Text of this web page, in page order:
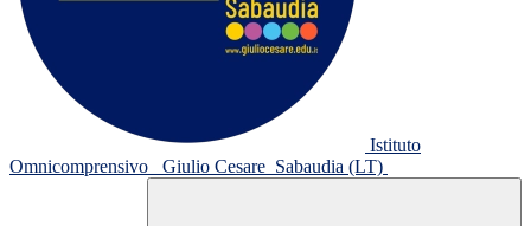
Istituto
Omnicomprensivo
Giulio Cesare Sabaudia (LT)